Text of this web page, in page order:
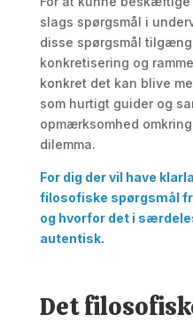
slags spørgsmål i
disse spørgsmål
konkretisering og
konkret det kan blive
som hurtigt guider og
opmærksomhed
dilemma.
For dig der vil have
filosofiske spørgsmål
og hvorfor det i
autentisk.
Det